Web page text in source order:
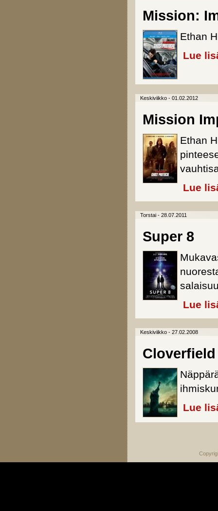
Mission:
Ethan
Lue
Keskiviikko - 01.02.2012
Mission
Ethan
Lue
Torstai - 28.07.2011
Super 8
Lue
Keskiviikko - 27.02.2008
Cloverfield
Lue